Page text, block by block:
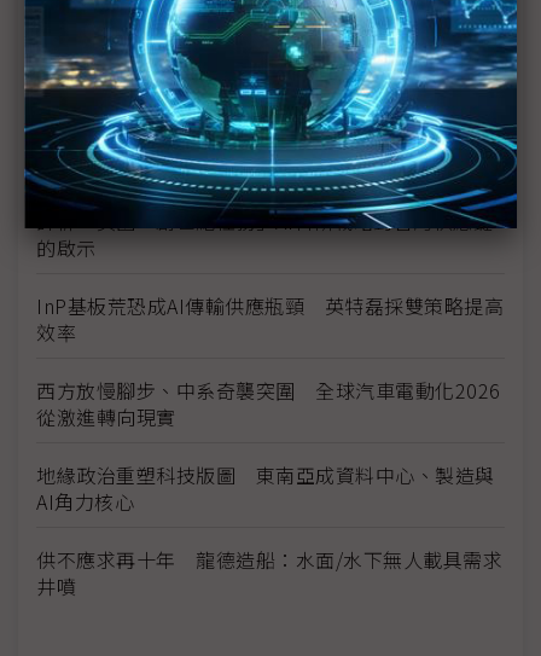
東南亞各國與美貿易協議持續推進 2026聚焦關鍵礦
產、轉口問題
陳立武與川普關鍵40分鐘會談 將政治阻力化為英特
爾資金
評析：美國「創世紀任務」AI科研戰略對台灣供應鏈
的啟示
InP基板荒恐成AI傳輸供應瓶頸 英特磊採雙策略提高
效率
西方放慢腳步、中系奇襲突圍 全球汽車電動化2026
從激進轉向現實
地緣政治重塑科技版圖 東南亞成資料中心、製造與
AI角力核心
供不應求再十年 龍德造船：水面/水下無人載具需求
井噴